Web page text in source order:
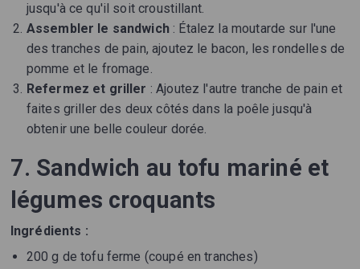
jusqu'à ce qu'il soit croustillant.
Assembler le sandwich: Étalez la moutarde sur l'une
des tranches de pain, ajoutez le bacon, les rondelles de
pomme et le fromage.
Refermez et griller : Ajoutez l'autre tranche de pain et
faites griller des deux côtés dans la poêle jusqu'à
obtenir une belle couleur dorée.
7. Sandwich au tofu mariné et
légumes croquants
Ingrédients :
200 g de tofu ferme (coupé en tranches)